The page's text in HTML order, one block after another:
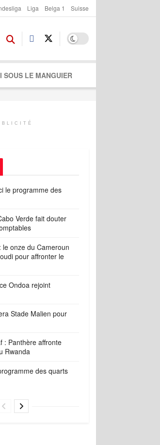
Liga Belga 1 Suisse
SOUS LE MANGUIER
le programme des
Verde fait douter
le onze du Cameroun
pour affronter le
Ondoa rejoint
Stade Malien pour
: Panthère affronte
Rwanda
des quarts